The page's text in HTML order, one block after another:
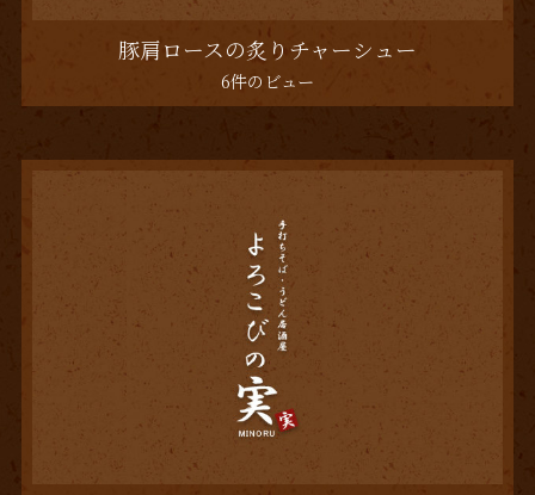
豚肩ロースの炙りチャーシュー
6件のビュー